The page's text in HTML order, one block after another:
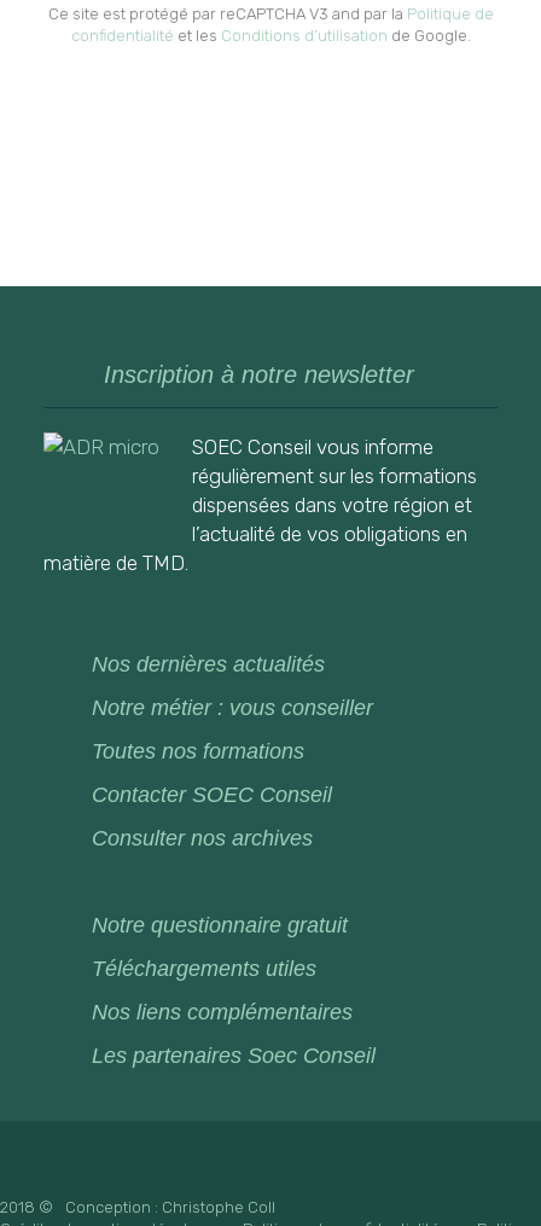
Ce site est protégé par reCAPTCHA V3 and par la Politique de
confidentialité et les Conditions d’utilisation de Google.
Inscription à notre newsletter
SOEC Conseil vous informe
régulièrement sur les formations
dispensées dans votre région et
l’actualité de vos obligations en
matière de TMD.
Nos dernières actualités
Notre métier : vous conseiller
Toutes nos formations
Contacter SOEC Conseil
Consulter nos archives
Notre questionnaire gratuit
Téléchargements utiles
Nos liens complémentaires
Les partenaires Soec Conseil
2018 ©
Conception : Christophe Coll